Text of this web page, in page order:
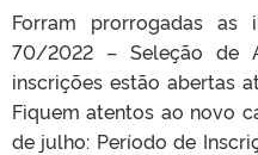
Forram prorrogadas as
70/2022 – Seleção de
inscrições estão abertas
Fiquem atentos ao novo
de julho: Período de